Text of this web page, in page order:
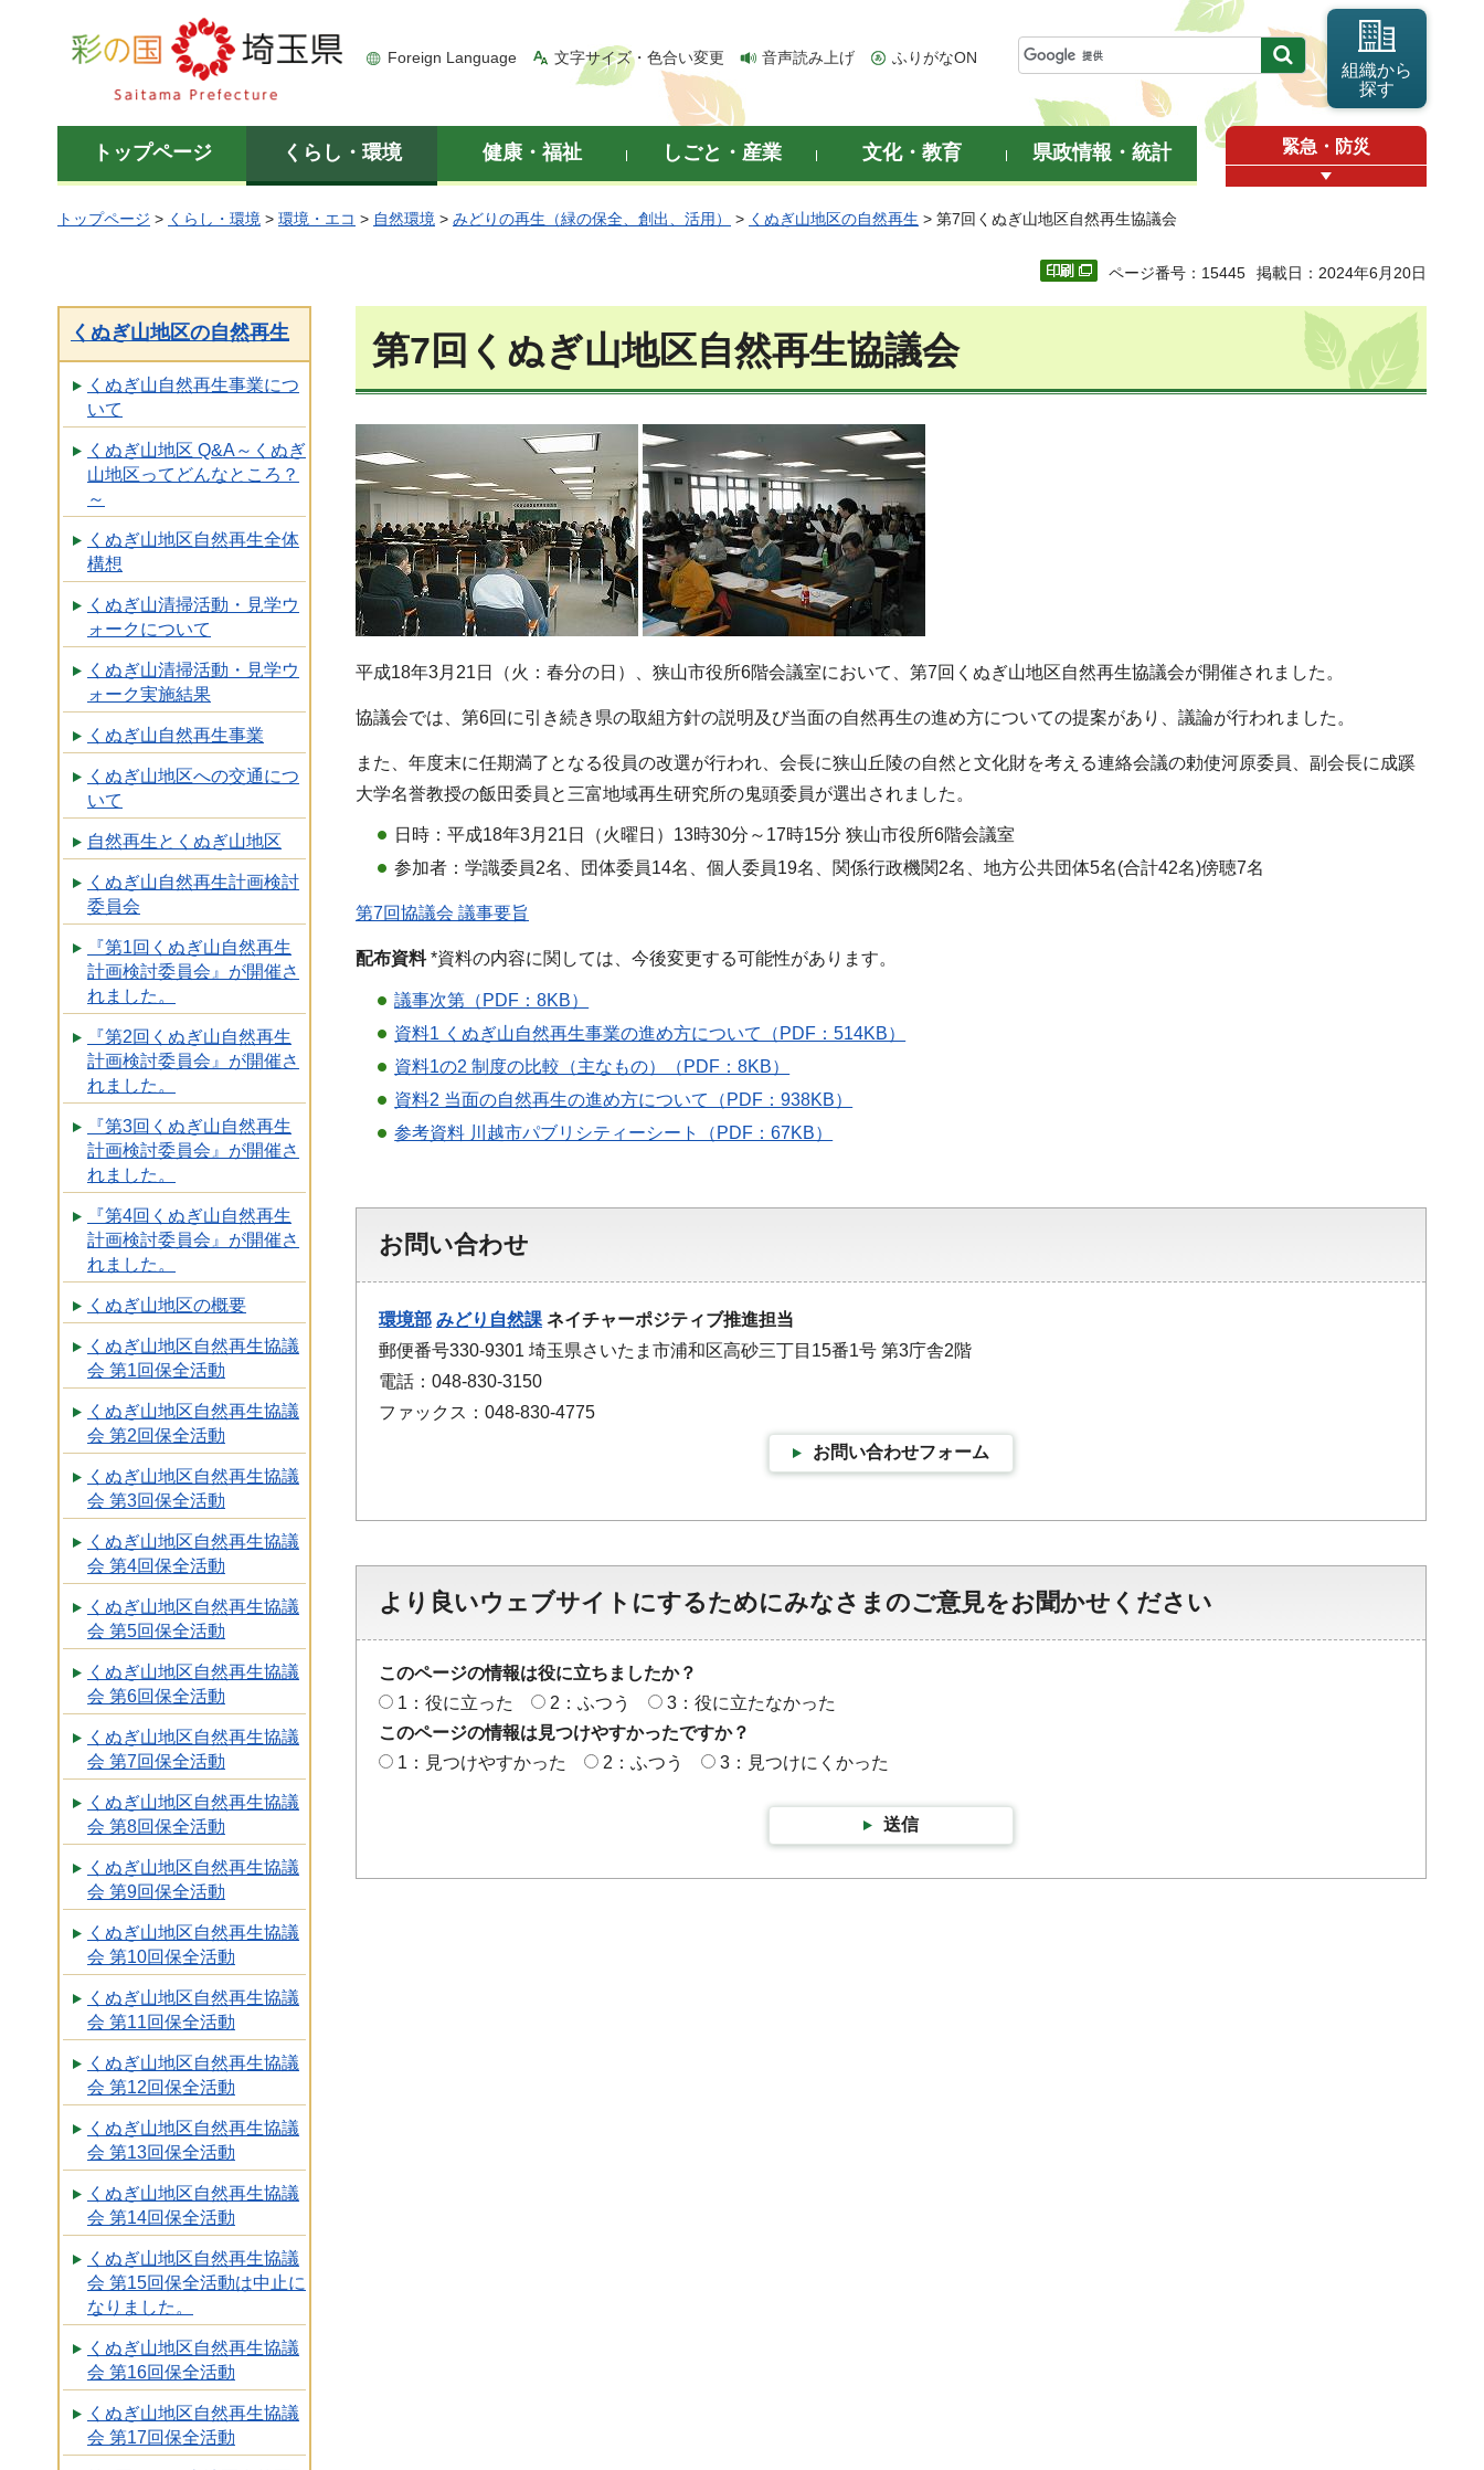
彩の国 埼玉県
Foreign Language 文字サイズ・色合い変更 音声読み上げ ふりがなON
組織から
探す
トップページ くらし・環境 健康・福祉 しごと・産業 文化・教育 県政情報・統計 緊急・防災
トップページ > くらし・環境 > 環境・エコ > 自然環境 > みどりの再生（緑の保全、創出、活用） > くぬぎ山地区の自然再生 > 第7回くぬぎ山地区自然再生協議会
ページ番号：15445 掲載日：2024年6月20日
くぬぎ山地区の自然再生
くぬぎ山自然再生事業につ
いて
くぬぎ山地区 Q&A～くぬぎ
山地区ってどんなところ？
～
くぬぎ山地区自然再生全体
構想
くぬぎ山清掃活動・見学ウ
ォークについて
くぬぎ山清掃活動・見学ウ
ォーク実施結果
くぬぎ山自然再生事業
くぬぎ山地区への交通につ
いて
自然再生とくぬぎ山地区
くぬぎ山自然再生計画検討
委員会
『第1回くぬぎ山自然再生
計画検討委員会』が開催さ
れました。
『第2回くぬぎ山自然再生
計画検討委員会』が開催さ
れました。
『第3回くぬぎ山自然再生
計画検討委員会』が開催さ
れました。
『第4回くぬぎ山自然再生
計画検討委員会』が開催さ
れました。
くぬぎ山地区の概要
くぬぎ山地区自然再生協議
会 第1回保全活動
くぬぎ山地区自然再生協議
会 第2回保全活動
くぬぎ山地区自然再生協議
会 第3回保全活動
くぬぎ山地区自然再生協議
会 第4回保全活動
くぬぎ山地区自然再生協議
会 第5回保全活動
くぬぎ山地区自然再生協議
会 第6回保全活動
くぬぎ山地区自然再生協議
会 第7回保全活動
くぬぎ山地区自然再生協議
会 第8回保全活動
くぬぎ山地区自然再生協議
会 第9回保全活動
くぬぎ山地区自然再生協議
会 第10回保全活動
くぬぎ山地区自然再生協議
会 第11回保全活動
くぬぎ山地区自然再生協議
会 第12回保全活動
くぬぎ山地区自然再生協議
会 第13回保全活動
くぬぎ山地区自然再生協議
会 第14回保全活動
くぬぎ山地区自然再生協議
会 第15回保全活動は中止に
なりました。
くぬぎ山地区自然再生協議
会 第16回保全活動
くぬぎ山地区自然再生協議
会 第17回保全活動
第7回くぬぎ山地区自然再生協議会
平成18年3月21日（火：春分の日）、狭山市役所6階会議室において、第7回くぬぎ山地区自然再生協議会が開催されました。
協議会では、第6回に引き続き県の取組方針の説明及び当面の自然再生の進め方についての提案があり、議論が行われました。
また、年度末に任期満了となる役員の改選が行われ、会長に狭山丘陵の自然と文化財を考える連絡会議の勅使河原委員、副会長に成蹊
大学名誉教授の飯田委員と三富地域再生研究所の鬼頭委員が選出されました。
日時：平成18年3月21日（火曜日）13時30分～17時15分 狭山市役所6階会議室
参加者：学識委員2名、団体委員14名、個人委員19名、関係行政機関2名、地方公共団体5名(合計42名)傍聴7名
第7回協議会 議事要旨
配布資料*資料の内容に関しては、今後変更する可能性があります。
議事次第（PDF：8KB）
資料1 くぬぎ山自然再生事業の進め方について（PDF：514KB）
資料1の2 制度の比較（主なもの）（PDF：8KB）
資料2 当面の自然再生の進め方について（PDF：938KB）
参考資料 川越市パブリシティーシート（PDF：67KB）
お問い合わせ
環境部 みどり自然課 ネイチャーポジティブ推進担当
郵便番号330-9301 埼玉県さいたま市浦和区高砂三丁目15番1号 第3庁舎2階
電話：048-830-3150
ファックス：048-830-4775
お問い合わせフォーム
より良いウェブサイトにするためにみなさまのご意見をお聞かせください
このページの情報は役に立ちましたか？
1：役に立った
2：ふつう
3：役に立たなかった
このページの情報は見つけやすかったですか？
1：見つけやすかった
2：ふつう 3：見つけにくかった
送信